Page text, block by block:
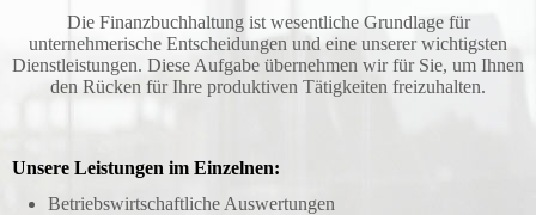
Die Finanzbuchhaltung ist wesentliche Grundlage für
unternehmerische Ent­schei­dungen und eine unserer wichtigsten
Dienstleistungen. Diese Aufgabe übernehmen wir für Sie, um Ihnen
den Rücken für Ihre produktiven Tätigkeiten freizuhalten.
Unsere Leistungen im Einzelnen:
Betriebswirtschaftliche Auswertungen